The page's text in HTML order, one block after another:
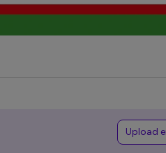
Upload